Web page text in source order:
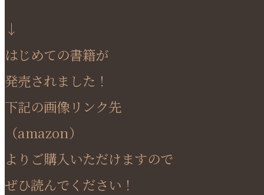
↓
はじめての書籍が
発売されました！
下記の画像リンク先
（amazon）
よりご購入いただけますので
ぜひ読んでください！